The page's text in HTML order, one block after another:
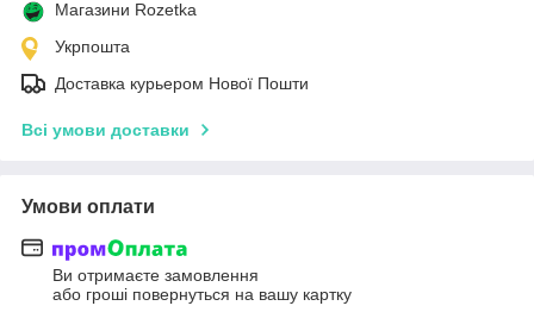
Магазини Rozetka
Укрпошта
Доставка курьером Нової Пошти
Всі умови доставки
Умови оплати
Ви отримаєте замовлення
або гроші повернуться на вашу картку